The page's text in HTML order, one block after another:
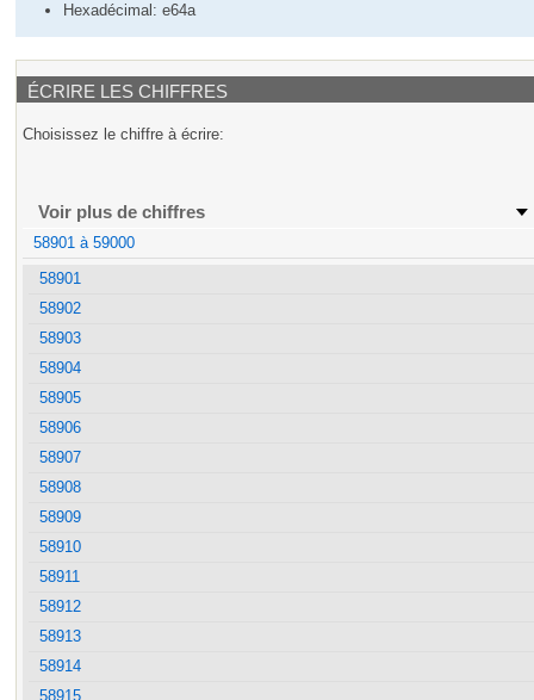
Hexadécimal: e64a
ÉCRIRE LES CHIFFRES
Choisissez le chiffre à écrire:
Voir plus de chiffres
58901 à 59000
58901
58902
58903
58904
58905
58906
58907
58908
58909
58910
58911
58912
58913
58914
58915